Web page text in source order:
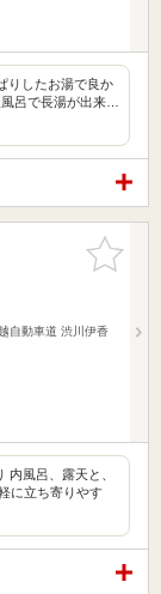
りしたお湯で良か
呂で長湯が出来…
お気に入
りに追加
自動車道 渋川伊香
内風呂、露天と、
に立ち寄りやす